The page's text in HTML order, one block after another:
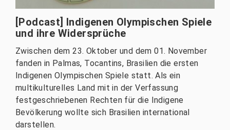
[Podcast] Indigenen Olympischen Spiele
und ihre Widersprüche
Zwischen dem 23. Oktober und dem 01. November
fanden in Palmas, Tocantins, Brasilien die ersten
Indigenen Olympischen Spiele statt. Als ein
multikulturelles Land mit in der Verfassung
festgeschriebenen Rechten für die Indigene
Bevölkerung wollte sich Brasilien international
darstellen.